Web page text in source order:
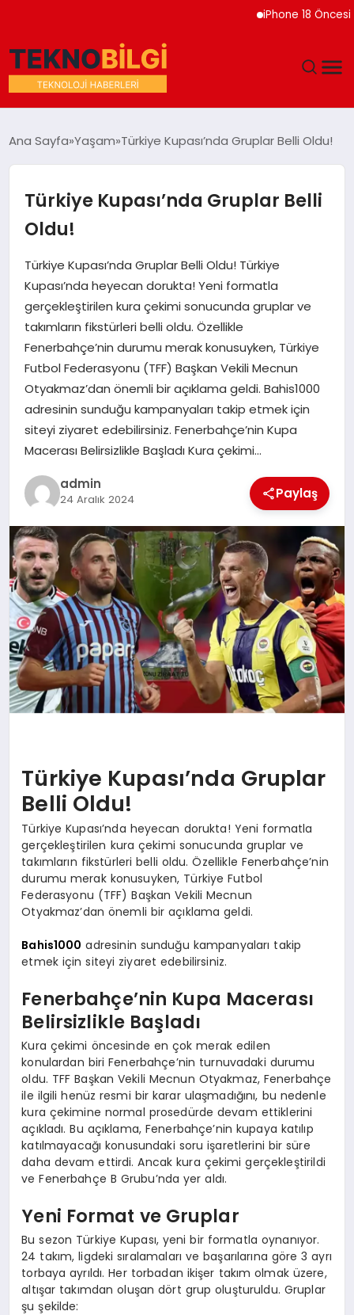
iPhone 18 Öncesi
DÜNYA
EĞITIM
MAGAZIN
SAĞLIK
SIYASET
SPOR
TEKNOLOJI
YAŞAM
Ana Sayfa Yaşam Türkiye Kupası’nda Gruplar Belli Oldu!
Türkiye Kupası’nda Gruplar Belli
Oldu!
Türkiye Kupası’nda Gruplar Belli Oldu! Türkiye
Kupası’nda heyecan dorukta! Yeni formatla
gerçekleştirilen kura çekimi sonucunda gruplar ve
takımların fikstürleri belli oldu. Özellikle
Fenerbahçe’nin durumu merak konusuyken, Türkiye
Futbol Federasyonu (TFF) Başkan Vekili Mecnun
Otyakmaz’dan önemli bir açıklama geldi. Bahis1000
adresinin sunduğu kampanyaları takip etmek için
siteyi ziyaret edebilirsiniz. Fenerbahçe’nin Kupa
Macerası Belirsizlikle Başladı Kura çekimi…
admin
24 Aralık 2024 Paylaş
Türkiye Kupası’nda Gruplar
Belli Oldu!
Türkiye Kupası’nda heyecan dorukta! Yeni formatla
gerçekleştirilen kura çekimi sonucunda gruplar ve
takımların fikstürleri belli oldu. Özellikle Fenerbahçe’nin
durumu merak konusuyken, Türkiye Futbol
Federasyonu (TFF) Başkan Vekili Mecnun
Otyakmaz’dan önemli bir açıklama geldi.
Bahis1000 adresinin sunduğu kampanyaları takip
etmek için siteyi ziyaret edebilirsiniz.
Fenerbahçe’nin Kupa Macerası
Belirsizlikle Başladı
Kura çekimi öncesinde en çok merak edilen
konulardan biri Fenerbahçe’nin turnuvadaki durumu
oldu. TFF Başkan Vekili Mecnun Otyakmaz, Fenerbahçe
ile ilgili henüz resmi bir karar ulaşmadığını, bu nedenle
kura çekimine normal prosedürde devam ettiklerini
açıkladı. Bu açıklama, Fenerbahçe’nin kupaya katılıp
katılmayacağı konusundaki soru işaretlerini bir süre
daha devam ettirdi. Ancak kura çekimi gerçekleştirildi
ve Fenerbahçe B Grubu’nda yer aldı.
Yeni Format ve Gruplar
Bu sezon Türkiye Kupası, yeni bir formatla oynanıyor.
24 takım, ligdeki sıralamaları ve başarılarına göre 3 ayrı
torbaya ayrıldı. Her torbadan ikişer takım olmak üzere,
altışar takımdan oluşan dört grup oluşturuldu. Gruplar
şu şekilde: